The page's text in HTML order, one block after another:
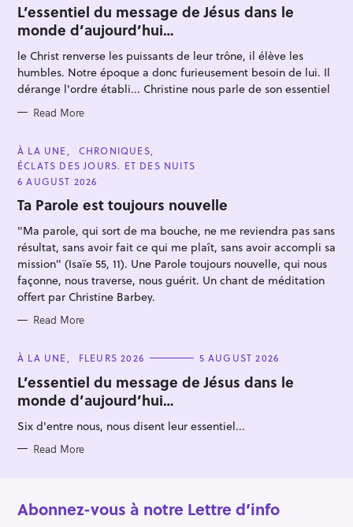
T
E
G
O
R
I
E
S
L’essentiel du message de Jésus dans le
monde d’aujourd’hui…
le Christ renverse les puissants de leur trône, il élève les
humbles. Notre époque a donc furieusement besoin de lui. Il
dérange l'ordre établi... Christine nous parle de son essentiel
Read More
C
A
T
E
O
R
E
À LA UNE
CHRONIQUES
ÉCLATS DES JOURS. ET DES NUITS
6 AUGUST 2026
Ta Parole est toujours nouvelle
"Ma parole, qui sort de ma bouche, ne me reviendra pas sans
résultat, sans avoir fait ce qui me plaît, sans avoir accompli sa
mission" (Isaïe 55, 11). Une Parole toujours nouvelle, qui nous
façonne, nous traverse, nous guérit. Un chant de méditation
offert par Christine Barbey.
Read More
C
T
E
G
O
I
S
À LA UNE FLEURS 2026 5 AUGUST 2026
L’essentiel du message de Jésus dans le
monde d’aujourd’hui…
Six d'entre nous, nous disent leur essentiel...
Read More
Abonnez-vous à notre Lettre d’info